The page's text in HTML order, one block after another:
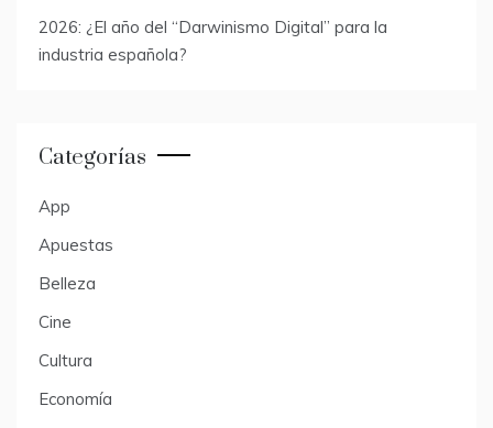
2026: ¿El año del “Darwinismo Digital” para la
industria española?
Categorías
App
Apuestas
Belleza
Cine
Cultura
Economía